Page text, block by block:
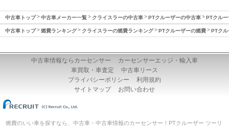
中古車トップ 中古車メーカー一覧 クライスラーの中古車 PTクルーザーの中古車 PTクル
中古車トップ 燃費ランキング クライスラーの燃費ランキング PTクルーザーの燃費 PTク
中古車情報ならカーセンサー
カーセンサーエッジ・輸入車
車買取・車査定
中古車リース
プライバシーポリシー
利用規約
サイトマップ
お問い合わせ
燃費のいい車を探すなら、中古車・中古車情報のカーセンサー！PTクルーザー ツーリ